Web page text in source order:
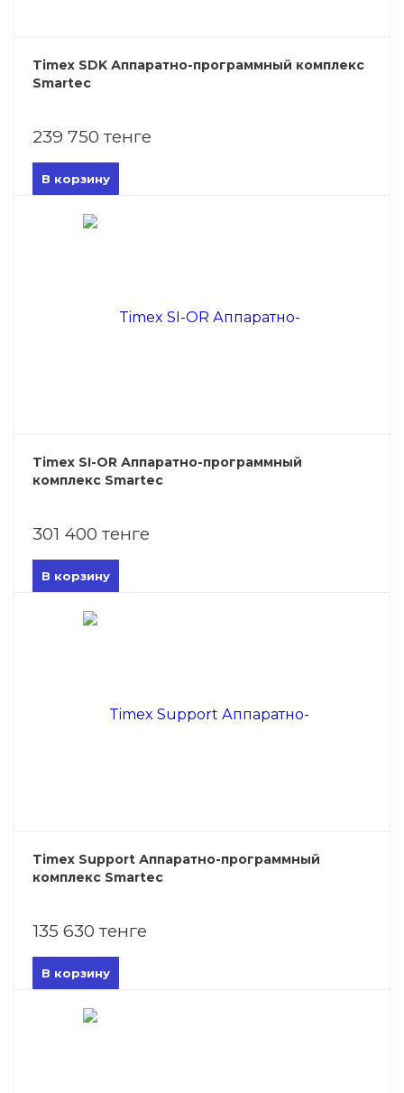
Timex SDK Аппаратно-программный комплекс
Smartec
239 750 тенге
В корзину
Timex SI-OR Аппаратно-программный
комплекс Smartec
301 400 тенге
В корзину
Timex Support Аппаратно-программный
комплекс Smartec
135 630 тенге
В корзину